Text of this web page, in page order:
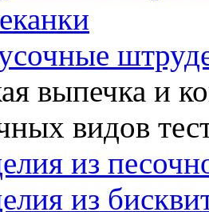
выпечка и
видов
из
из